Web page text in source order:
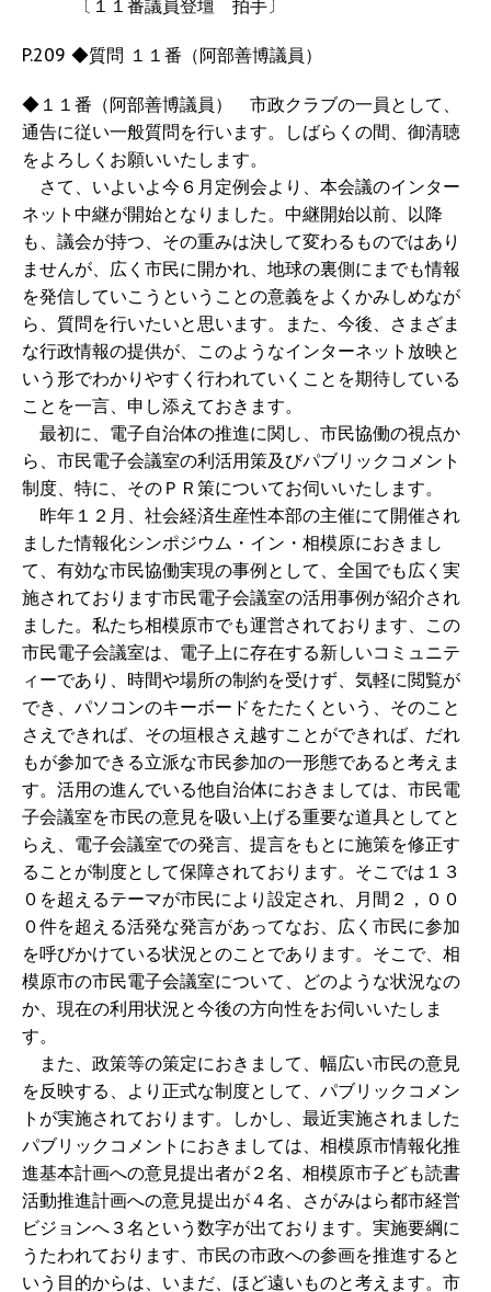
〔１１番議員登壇 拍手〕
P.209 ◆質問 １１番（阿部善博議員）
◆１１番（阿部善博議員） 市政クラブの一員として、
通告に従い一般質問を行います。しばらくの間、御清聴
をよろしくお願いいたします。
さて、いよいよ今６月定例会より、本会議のインター
ネット中継が開始となりました。中継開始以前、以降
も、議会が持つ、その重みは決して変わるものではあり
ませんが、広く市民に開かれ、地球の裏側にまでも情報
を発信していこうということの意義をよくかみしめなが
ら、質問を行いたいと思います。また、今後、さまざま
な行政情報の提供が、このようなインターネット放映と
いう形でわかりやすく行われていくことを期待している
ことを一言、申し添えておきます。
最初に、電子自治体の推進に関し、市民協働の視点か
ら、市民電子会議室の利活用策及びパブリックコメント
制度、特に、そのＰＲ策についてお伺いいたします。
昨年１２月、社会経済生産性本部の主催にて開催され
ました情報化シンポジウム・イン・相模原におきまし
て、有効な市民協働実現の事例として、全国でも広く実
施されております市民電子会議室の活用事例が紹介され
ました。私たち相模原市でも運営されております、この
市民電子会議室は、電子上に存在する新しいコミュニテ
ィーであり、時間や場所の制約を受けず、気軽に閲覧が
でき、パソコンのキーボードをたたくという、そのこと
さえできれば、その垣根さえ越すことができれば、だれ
もが参加できる立派な市民参加の一形態であると考えま
す。活用の進んでいる他自治体におきましては、市民電
子会議室を市民の意見を吸い上げる重要な道具としてと
らえ、電子会議室での発言、提言をもとに施策を修正す
ることが制度として保障されております。そこでは１３
０を超えるテーマが市民により設定され、月間２，００
０件を超える活発な発言があってなお、広く市民に参加
を呼びかけている状況とのことであります。そこで、相
模原市の市民電子会議室について、どのような状況なの
か、現在の利用状況と今後の方向性をお伺いいたしま
す。
また、政策等の策定におきまして、幅広い市民の意見
を反映する、より正式な制度として、パブリックコメン
トが実施されております。しかし、最近実施されました
パブリックコメントにおきましては、相模原市情報化推
進基本計画への意見提出者が２名、相模原市子ども読書
活動推進計画への意見提出が４名、さがみはら都市経営
ビジョンへ３名という数字が出ております。実施要綱に
うたわれております、市民の市政への参画を推進すると
いう目的からは、いまだ、ほど遠いものと考えます。市